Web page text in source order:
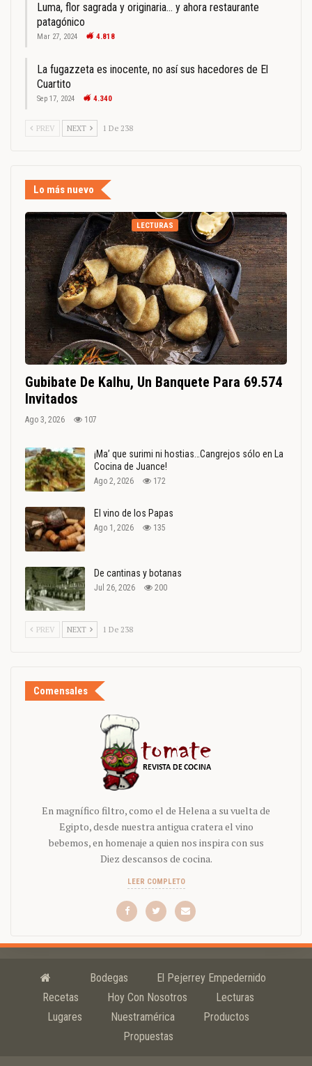
Luma, flor sagrada y originaria… y ahora restaurante
patagónico
Mar 27, 2024 4.818
La fugazzeta es inocente, no así sus hacedores de El
Cuartito
Sep 17, 2024 4.340
PREV NEXT 1 De 238
Lo más nuevo
LECTURAS
Gubibate De Kalhu, Un Banquete Para 69.574
Invitados
Ago 3, 2026 107
¡Ma’ que surimi ni hostias…Cangrejos sólo en La
Cocina de Juance!
Ago 2, 2026 172
El vino de los Papas
Ago 1, 2026 135
De cantinas y botanas
Jul 26, 2026 200
PREV NEXT 1 De 238
Comensales
En magnífico filtro, como el de Helena a su vuelta de
Egipto, desde nuestra antigua cratera el vino
bebemos, en homenaje a quien nos inspira con sus
Diez descansos de cocina.
LEER COMPLETO
Bodegas
El Pejerrey Empedernido
Recetas
Hoy Con Nosotros
Lecturas
Lugares
Nuestramérica
Productos
Propuestas